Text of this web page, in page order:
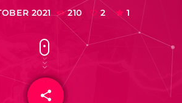
2021 210 2 1
share
email